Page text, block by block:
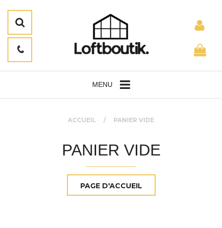
MENU
ACCUEIL PANIER VIDE
PANIER VIDE